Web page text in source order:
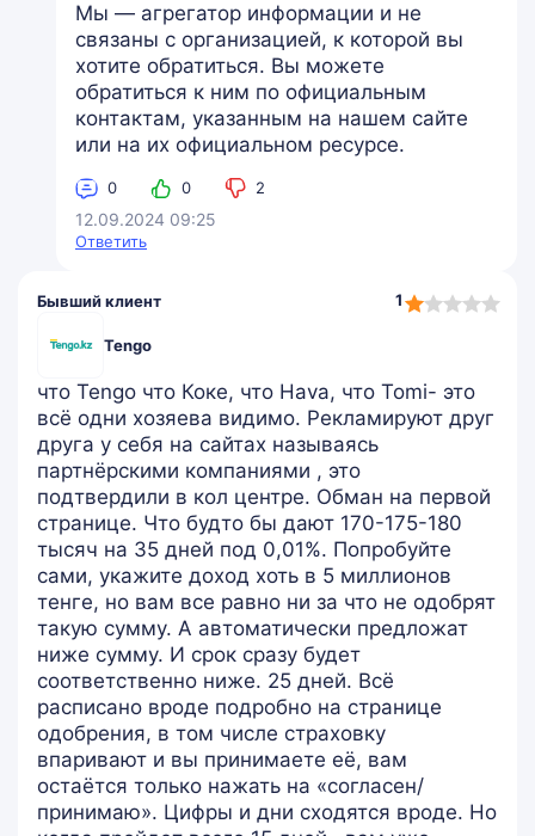
Мы — агрегатор информации и не
связаны с организацией, к которой вы
хотите обратиться. Вы можете
обратиться к ним по официальным
контактам, указанным на нашем сайте
или на их официальном ресурсе.
0 0 2
12.09.2024 09:25
Ответить
Бывший клиент
Tengo
1
1,0
что Tengo что Коке, что Hava, что Tomi- это
всё одни хозяева видимо. Рекламируют друг
друга у себя на сайтах называясь
партнёрскими компаниями , это
подтвердили в кол центре. Обман на первой
странице. Что будто бы дают 170-175-180
тысяч на 35 дней под 0,01%. Попробуйте
сами, укажите доход хоть в 5 миллионов
тенге, но вам все равно ни за что не одобрят
такую сумму. А автоматически предложат
ниже сумму. И срок сразу будет
соответственно ниже. 25 дней. Всё
расписано вроде подробно на странице
одобрения, в том числе страховку
впаривают и вы принимаете её, вам
остаётся только нажать на «согласен/
принимаю». Цифры и дни сходятся вроде. Но